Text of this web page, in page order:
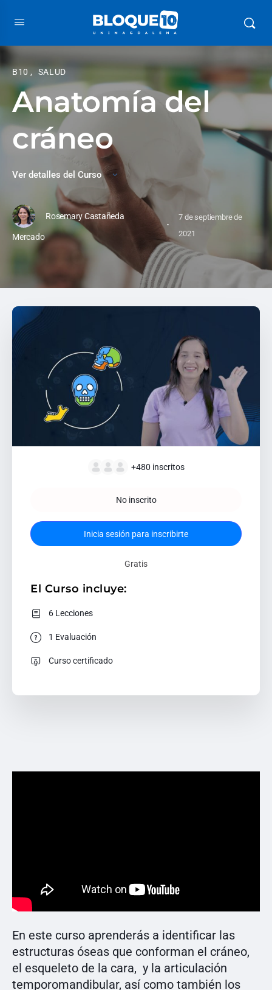
B10, SALUD
Anatomía del
cráneo
Ver detalles del Curso
Rosemary Castañeda
Mercado
·
7 de septiembre de
2021
En este curso aprenderás a identificar las
estructuras óseas que conforman el cráneo,
el esqueleto de la cara, y la articulación
temporomandibular, así como también los
+480 inscritos
No inscrito
Inicia sesión para inscribirte
Gratis
El Curso incluye:
6 Lecciones
1 Evaluación
Curso certificado